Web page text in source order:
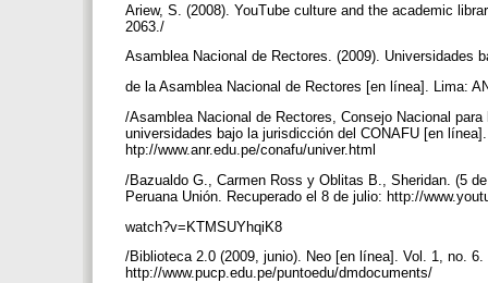
Ariew, S. (2008). YouTube culture and the academic
2063./
Asamblea Nacional de Rectores. (2009). Universidades
de la Asamblea Nacional de Rectores [en línea]. Lima:
/Asamblea Nacional de Rectores, Consejo Nacional
universidades bajo la jurisdicción del CONAFU [en
htp://www.anr.edu.pe/conafu/univer.html
/Bazualdo G., Carmen Ross y Oblitas B., Sheridan. (5
Peruana Unión. Recuperado el 8 de julio: http://
watch?v=KTMSUYhqiK8
/Biblioteca 2.0 (2009, junio). Neo [en línea]. Vol. 1, no.
http://www.pucp.edu.pe/puntoedu/dmdocuments/